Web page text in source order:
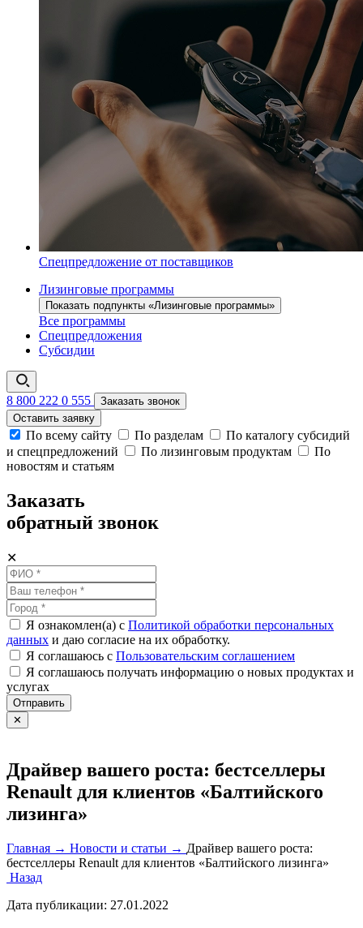
Спецпредложение от поставщиков
Лизинговые программы
Показать подпункты «Лизинговые программы»
Все программы
Спецпредложения
Субсидии
8 800 222 0 555
Заказать звонок
Оставить заявку
По всему сайту По разделам
По каталогу субсидий
и спецпредложений
По лизинговым продуктам
По
новостям и статьям
Заказать
обратный звонок
✕
Я ознакомлен(а) с Политикой обработки персональных
данных и даю согласие на их обработку.
Я соглашаюсь c Пользовательским соглашением
Я соглашаюсь получать информацию о новых продуктах и
услугах
Отправить
✕
Драйвер вашего роста: бестселлеры
Renault для клиентов «Балтийского
лизинга»
Главная → Новости и статьи → Драйвер вашего роста:
бестселлеры Renault для клиентов «Балтийского лизинга»
Назад
Дата публикации: 27.01.2022